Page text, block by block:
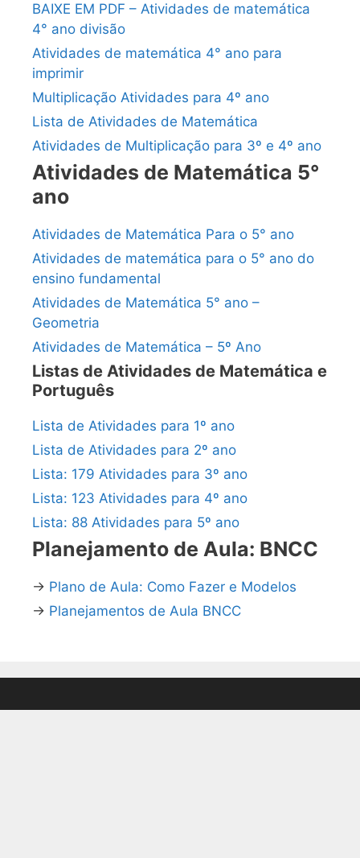
BAIXE EM PDF – Atividades de matemática
4° ano divisão
Atividades de matemática 4° ano para
imprimir
Multiplicação Atividades para 4º ano
Lista de Atividades de Matemática
Atividades de Multiplicação para 3º e 4º ano
Atividades de Matemática 5°
ano
Atividades de Matemática Para o 5° ano
Atividades de matemática para o 5° ano do
ensino fundamental
Atividades de Matemática 5° ano –
Geometria
Atividades de Matemática – 5º Ano
Listas de Atividades de Matemática e
Português
Lista de Atividades para 1º ano
Lista de Atividades para 2º ano
Lista: 179 Atividades para 3º ano
Lista: 123 Atividades para 4º ano
Lista: 88 Atividades para 5º ano
Planejamento de Aula: BNCC
→ Plano de Aula: Como Fazer e Modelos
→ Planejamentos de Aula BNCC